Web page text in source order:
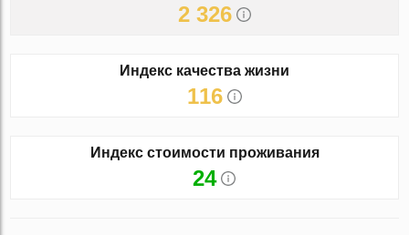
2 326
Индекс качества жизни
116
Индекс стоимости проживания
24